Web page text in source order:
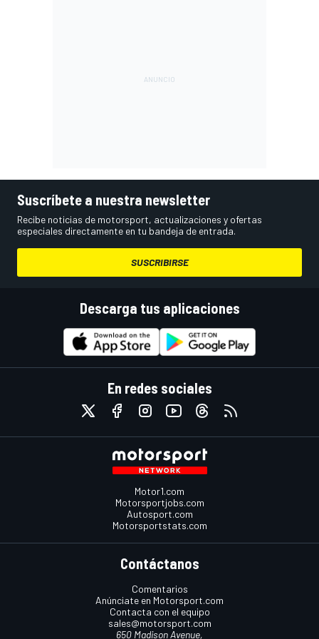
Suscríbete a nuestra newsletter
Recibe noticias de motorsport, actualizaciones y ofertas
especiales directamente en tu bandeja de entrada.
SUSCRIBIRSE
Descarga tus aplicaciones
En redes sociales
Motor1.com
Motorsportjobs.com
Autosport.com
Motorsportstats.com
Contáctanos
Comentarios
Anúnciate en Motorsport.com
Contacta con el equipo
sales@motorsport.com
650 Madison Avenue,